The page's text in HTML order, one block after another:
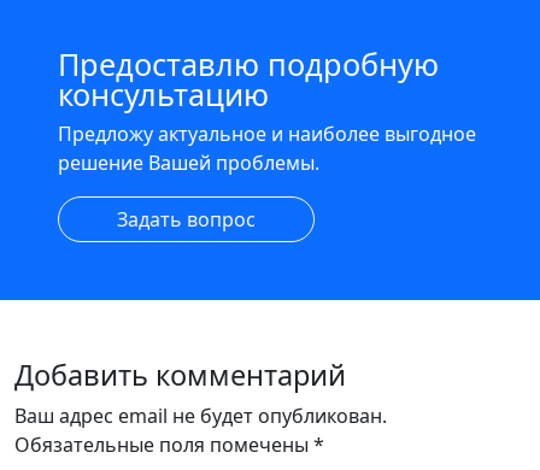
Предоставлю подробную
консультацию
Предложу актуальное и наиболее выгодное
решение Вашей проблемы.
Задать вопрос
Добавить комментарий
Ваш адрес email не будет опубликован.
Обязательные поля помечены *